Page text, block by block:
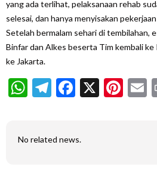
yang ada terlihat, pelaksanaan rehab
selesai, dan hanya menyisakan
Setelah bermalam sehari di tembilahan,
Binfar dan Alkes beserta Tim kembali
ke Jakarta.
WhatsApp
Telegram
Facebook
X
No related news.